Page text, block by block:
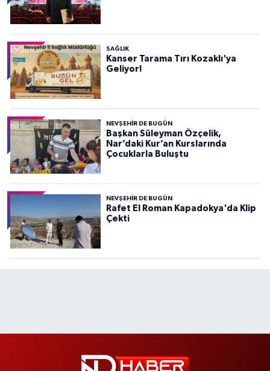
SAĞLIK
Kanser Tarama Tırı Kozaklı'ya
Geliyor!
NEVŞEHIR DE BUGÜN
Başkan Süleyman Özçelik,
Nar’daki Kur’an Kurslarında
Çocuklarla Buluştu
NEVŞEHIR DE BUGÜN
Rafet El Roman Kapadokya'da Klip
Çekti